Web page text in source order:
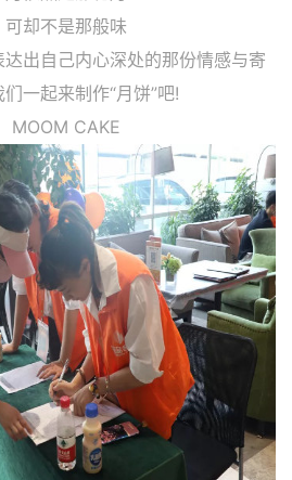
不是那般味
出自己内心深处的那份情感与寄
一起来制作“月饼”吧!
CAKE